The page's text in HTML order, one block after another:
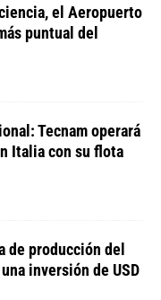
el Aeropuerto
puntual del
Tecnam operará
Italia con su flota
de producción del
inversión de USD